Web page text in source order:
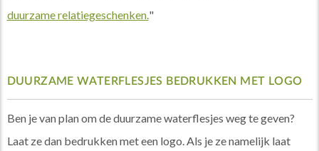
duurzame relatiegeschenken."
DUURZAME WATERFLESJES BEDRUKKEN MET LOGO
Ben je van plan om de duurzame waterflesjes weg te geven?
Laat ze dan bedrukken met een logo. Als je ze namelijk laat